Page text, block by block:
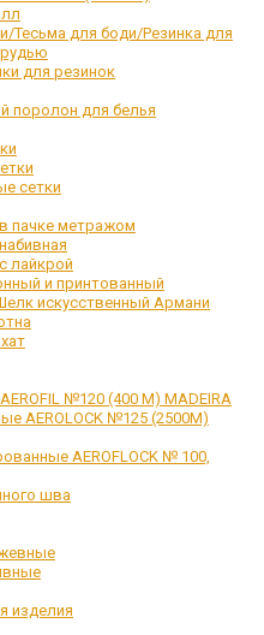
Тесьма для боди/Резинка для
для резинок
поролон для белья
сетки
пачке метражом
лайкрой
и принтованный
искусственный Армани
№120 (400 М) MADEIRA
AEROLOCK №125 (2500М)
AEROFLOCK № 100,
шва
изделия